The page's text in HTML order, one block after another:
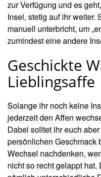
innerhalb einer Level
ungeeignet herausstellen
Unterschiede eher
schon die geringfügig
über Erfolg oder
euch weder im
Charakterwahl Hinweise
alles mal ausprobieren,
Probleme habt. Das mag
benutzerunfreundlich
Vertreter der
wenig Taktik konfrontiert.
Überblick, wen ihr so